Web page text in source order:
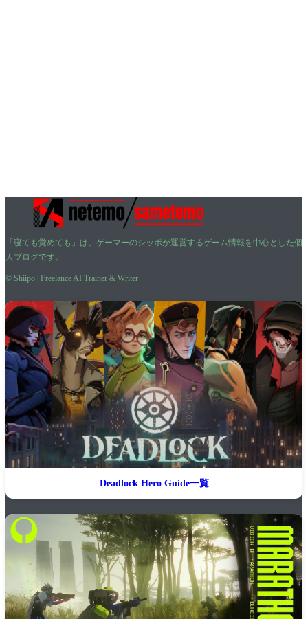
「寝ても覚めても」は、ゲーマーのシッポが運営するゲーム情報を中心とした個
人ブログです。
© Shiipo | Freelance AI Trainer & Writer
Deadlock Hero Guide一覧